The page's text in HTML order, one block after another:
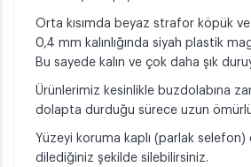
Orta kısımda beyaz strafor köpük
0,4 mm kalınlığında siyah plastik
Bu sayede kalın ve çok daha şık
Ürünlerimiz kesinlikle buzdolabına
dolapta durduğu sürece uzun
Yüzeyi koruma kaplı (parlak selefon)
dilediğiniz şekilde silebilirsiniz.